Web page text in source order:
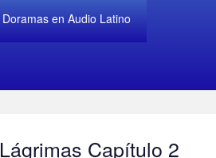
Doramas en Audio Latino
Capítulo 2